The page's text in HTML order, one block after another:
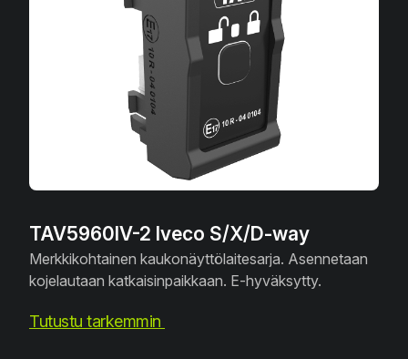
TAV5960IV-2 Iveco S/X/D-way
Merkkikohtainen kaukonäyttölaitesarja. Asennetaan
kojelautaan katkaisinpaikkaan. E-hyväksytty.
Tutustu tarkemmin